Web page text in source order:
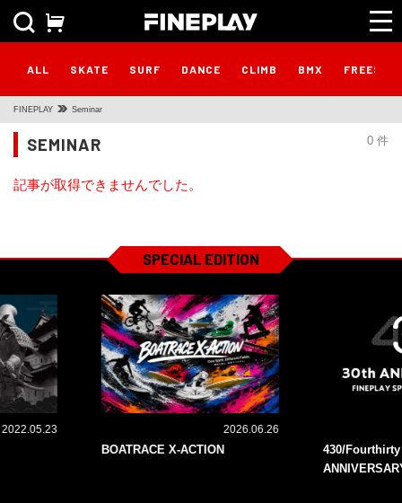
ALL SKATE SURF DANCE CLIMB BMX
FINEPLAY Seminar
0 件
SEMINAR
記事が取得できませんでした。
SPECIAL EDITION
2022.05.23 2026.06.26
BOATRACE X-ACTION
430/